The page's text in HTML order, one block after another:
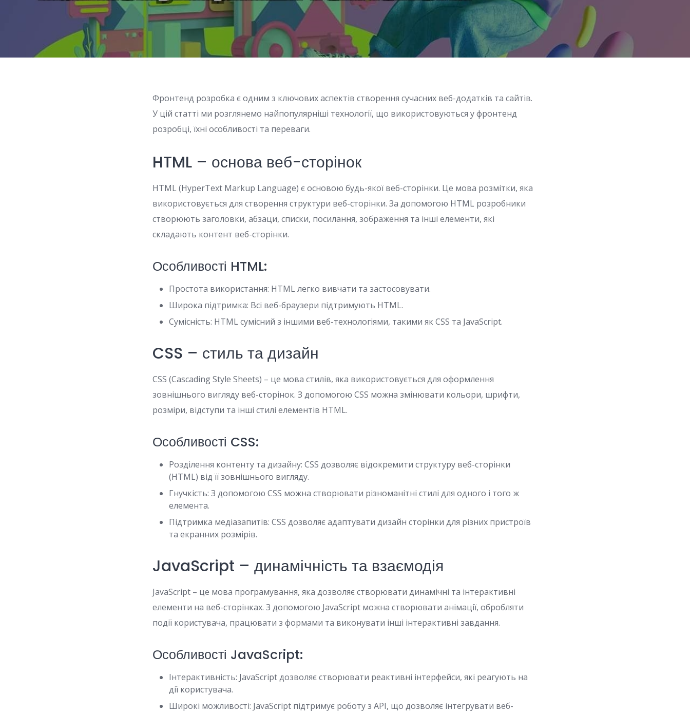
Фронтенд розробка є одним з ключових аспектів створення сучасних веб-додатків та сайтів.
У цій статті ми розглянемо найпопулярніші технології, що використовуються у фронтенд
розробці, їхні особливості та переваги.
HTML – основа веб-сторінок
HTML (HyperText Markup Language) є основою будь-якої веб-сторінки. Це мова розмітки, яка
використовується для створення структури веб-сторінки. За допомогою HTML розробники
створюють заголовки, абзаци, списки, посилання, зображення та інші елементи, які
складають контент веб-сторінки.
Особливості HTML:
Простота використання: HTML легко вивчати та застосовувати.
Широка підтримка: Всі веб-браузери підтримують HTML.
Сумісність: HTML сумісний з іншими веб-технологіями, такими як CSS та JavaScript.
CSS – стиль та дизайн
CSS (Cascading Style Sheets) – це мова стилів, яка використовується для оформлення
зовнішнього вигляду веб-сторінок. З допомогою CSS можна змінювати кольори, шрифти,
розміри, відступи та інші стилі елементів HTML.
Особливості CSS:
Розділення контенту та дизайну: CSS дозволяє відокремити структуру веб-сторінки
(HTML) від її зовнішнього вигляду.
Гнучкість: З допомогою CSS можна створювати різноманітні стилі для одного і того ж
елемента.
Підтримка медіазапитів: CSS дозволяє адаптувати дизайн сторінки для різних пристроїв
та екранних розмірів.
JavaScript – динамічність та взаємодія
JavaScript – це мова програмування, яка дозволяє створювати динамічні та інтерактивні
елементи на веб-сторінках. З допомогою JavaScript можна створювати анімації, обробляти
події користувача, працювати з формами та виконувати інші інтерактивні завдання.
Особливості JavaScript:
Інтерактивність: JavaScript дозволяє створювати реактивні інтерфейси, які реагують на
дії користувача.
Широкі можливості: JavaScript підтримує роботу з API, що дозволяє інтегрувати веб-